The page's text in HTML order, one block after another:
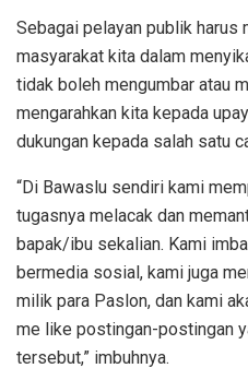
Sebagai pelayan publik harus
masyarakat kita dalam
tidak boleh mengumbar atau
mengarahkan kita kepada
dukungan kepada salah satu
“Di Bawaslu sendiri kami
tugasnya melacak dan
bapak/ibu sekalian. Kami
bermedia sosial, kami juga
milik para Paslon, dan kami
me like postingan-postingan
tersebut,” imbuhnya.